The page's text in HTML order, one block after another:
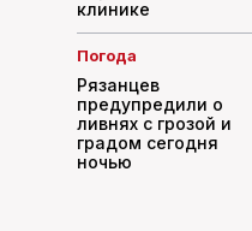
клинике
Погода
Рязанцев
предупредили о
ливнях с грозой и
градом сегодня
ночью